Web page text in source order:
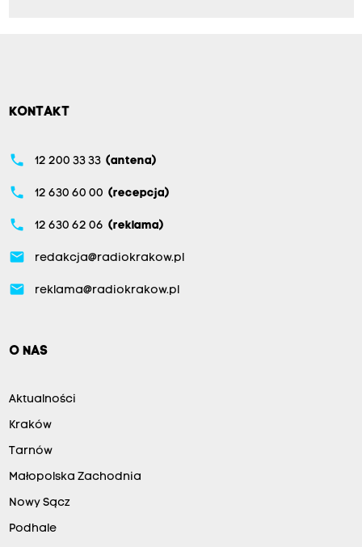
KONTAKT
phone 12 200 33 33 (antena)
phone 12 630 60 00 (recepcja)
phone 12 630 62 06 (reklama)
email redakcja@radiokrakow.pl
email reklama@radiokrakow.pl
O NAS
Aktualności
Kraków
Tarnów
Małopolska Zachodnia
Nowy Sącz
Podhale